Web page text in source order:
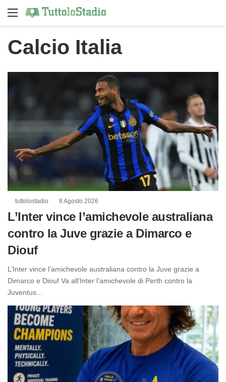
Menu
Calcio Italia
tuttolostadio 8 Agosto 2026
L’Inter vince l’amichevole australiana
contro la Juve grazie a Dimarco e
Diouf
L’Inter vince l’amichevole australiana contro la Juve grazie a
Dimarco e Diouf Va all’Inter l’amichevole di Perth contro la
Juventus…